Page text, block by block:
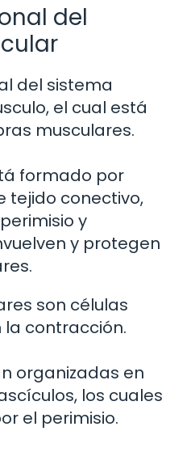
del
del sistema
el cual está
musculares.
formado por
tejido conectivo,
y
y protegen
son células
la contracción.
organizadas en
los cuales
el perimisio.